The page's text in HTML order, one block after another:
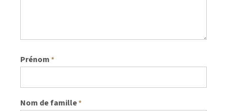
Prénom *
Nom de famille*